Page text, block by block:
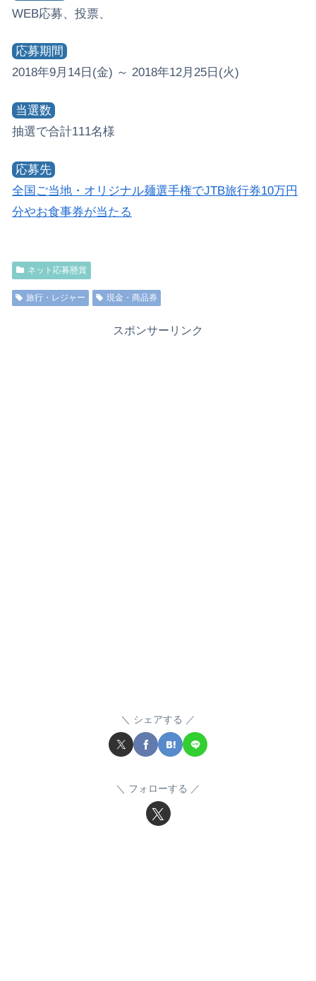
WEB応募、投票、
応募期間
2018年9月14日(金) ～ 2018年12月25日(火)
当選数
抽選で合計111名様
応募先
全国ご当地・オリジナル麺選手権でJTB旅行券10万円
分やお食事券が当たる
ネット応募懸賞
旅行・レジャー 現金・商品券
スポンサーリンク
シェアする
フォローする